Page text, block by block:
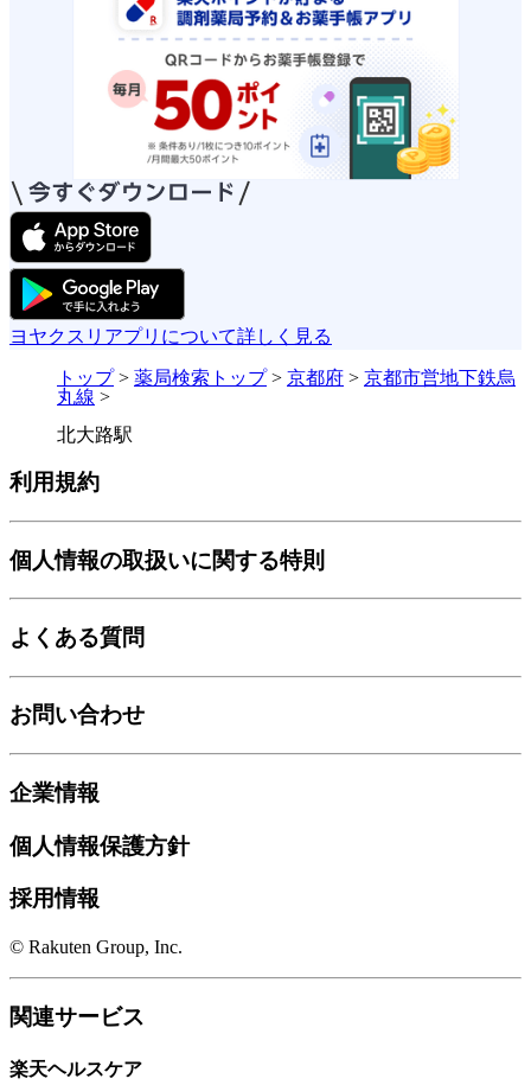
ヨヤクスリアプリについて詳しく見る
トップ> 薬局検索トップ> 京都府 > 京都市営地下鉄烏
丸線 >
北大路駅
利用規約
個人情報の取扱いに関する特則
よくある質問
お問い合わせ
企業情報
個人情報保護方針
採用情報
© Rakuten Group, Inc.
関連サービス
楽天ヘルスケア